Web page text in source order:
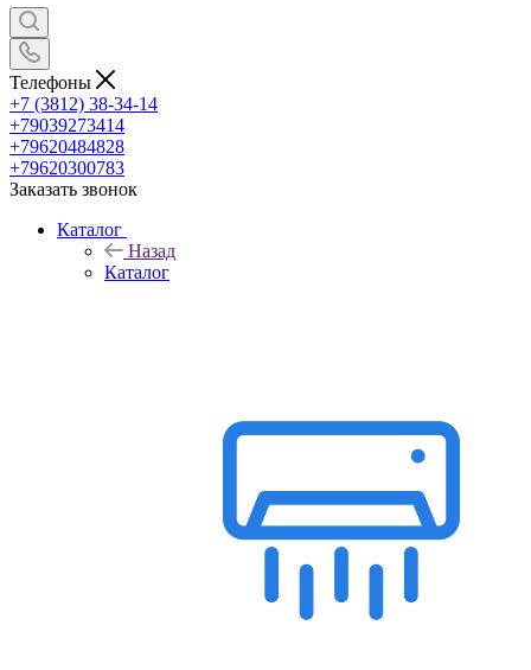
Телефоны
+7 (3812) 38-34-14
+79039273414
+79620484828
+79620300783
Заказать звонок
Каталог
Назад
Каталог